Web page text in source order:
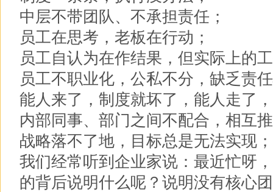
中层不带团队、不承担责任；
员工在思考，老板在行动；
员工自认为在作结果，但实际上的
员工不职业化，公私不分，缺乏责
能人来了，制度就坏了，能人走了
内部同事、部门之间不配合，相互
战略落不了地，目标总是无法实现；
我们经常听到企业家说：最近忙呀
的背后说明什么呢？说明没有核心